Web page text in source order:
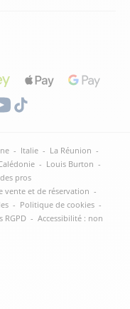
- Italie - La Réunion -
- Louis Burton -
pros
vente et de réservation -
- Politique de cookies -
RGPD - Accessibilité : non